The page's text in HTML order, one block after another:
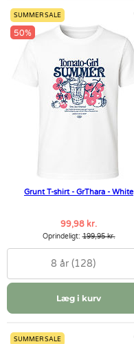
SUMMER SALE
50%
Grunt T-shirt - GrThara - White
99,98 kr.
Oprindeligt:199,95 kr.
8 år (128)
Læg i kurv
SUMMER SALE